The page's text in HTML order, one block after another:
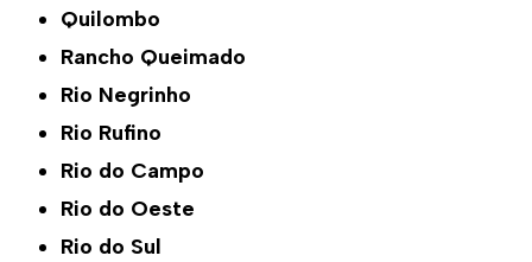
Quilombo
Rancho Queimado
Rio Negrinho
Rio Rufino
Rio do Campo
Rio do Oeste
Rio do Sul